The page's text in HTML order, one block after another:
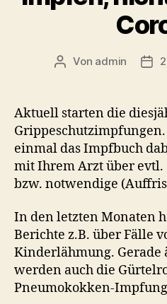
Beitragsautor
Von admin
Aktuell starten die
einmal das Impfbuch
mit Ihrem Arzt über
bzw. notwendige
In den letzten Monaten
Berichte z.B. über Fälle
Kinderlähmung.
werden auch die
Pneumokokken-